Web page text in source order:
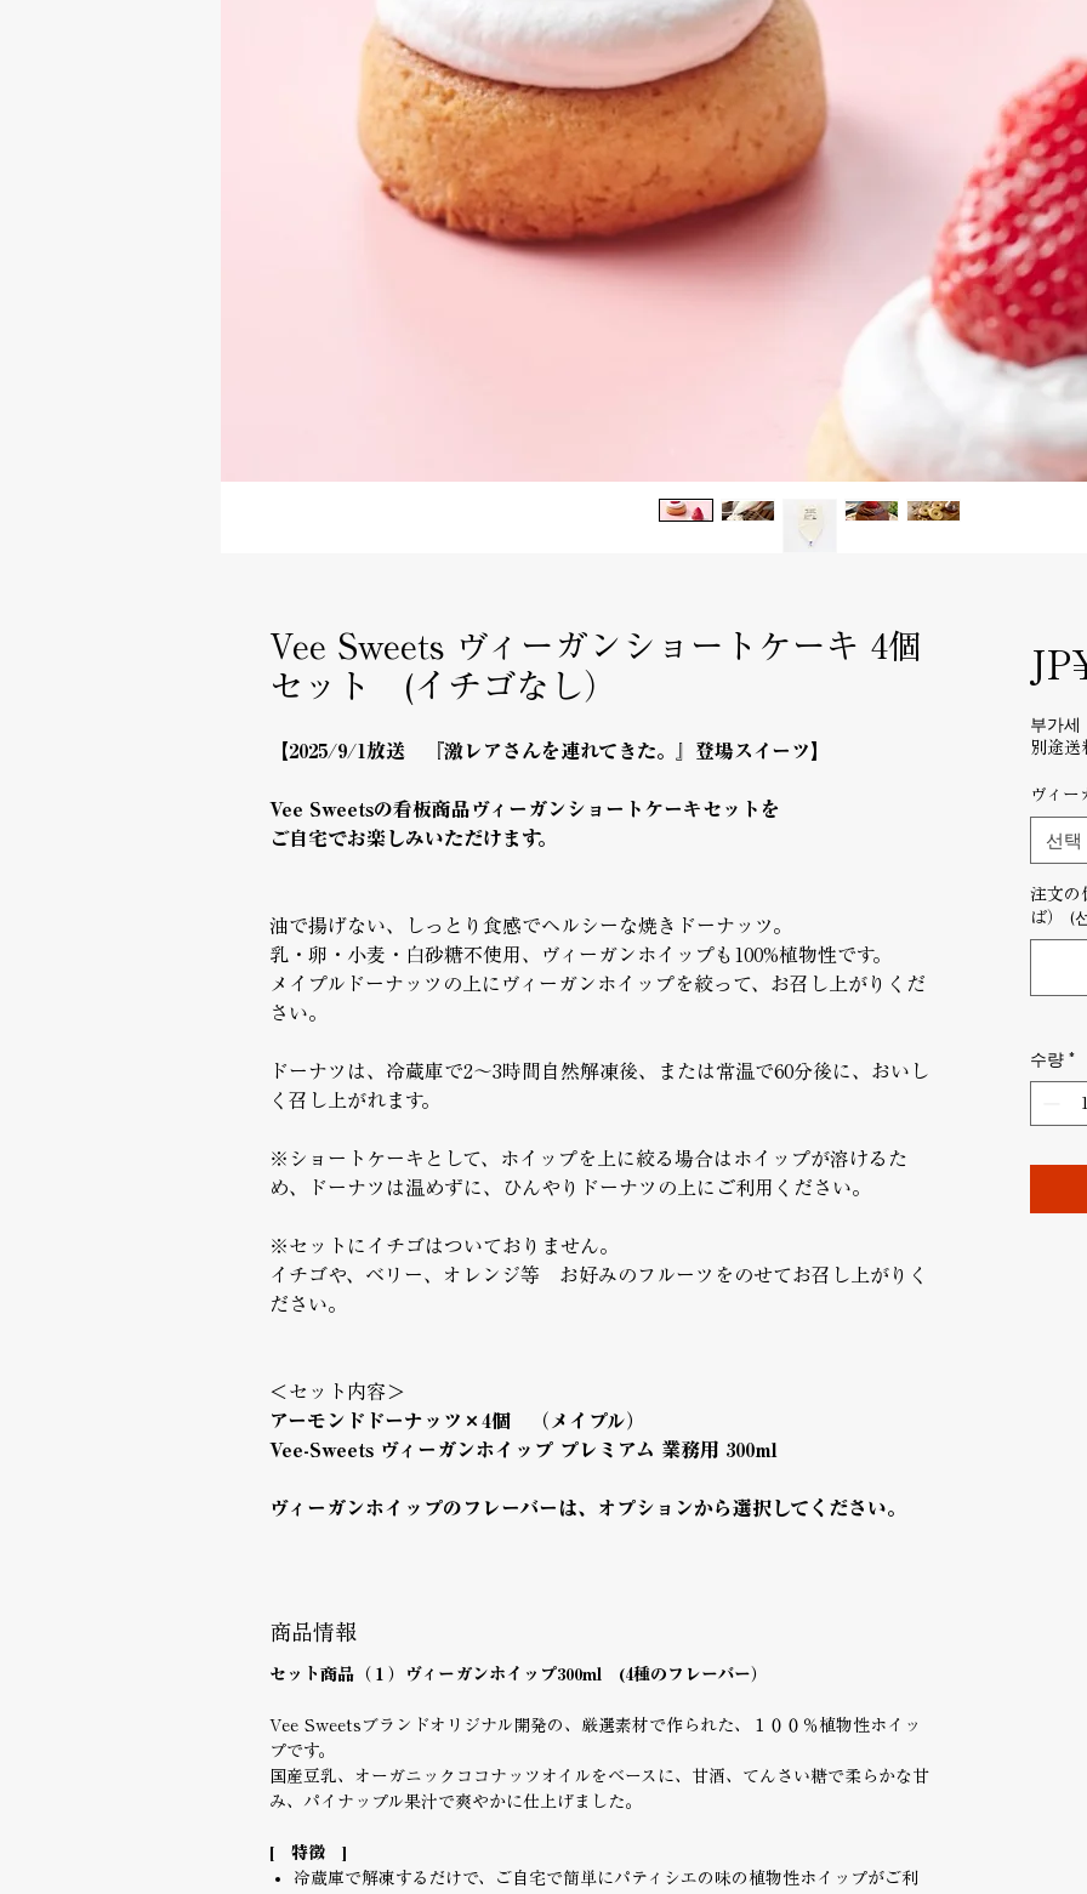
Vee Sweets ヴィーガンショートケーキ 4個
セット (イチゴなし）
【2025/9/1放送 『激レアさんを連れてきた。』登場スイーツ】
Vee Sweetsの看板商品ヴィーガンショートケーキセットを
ご自宅でお楽しみいただけます。
油で揚げない、しっとり食感でヘルシーな焼きドーナッツ。
乳・卵・小麦・白砂糖不使用、ヴィーガンホイップも100%植物性です。
メイプルドーナッツの上にヴィーガンホイップを絞って、お召し上がりくだ
さい。
ドーナツは、冷蔵庫で2〜3時間自然解凍後、または常温で60分後に、おいし
く召し上がれます。
※ショートケーキとして、ホイップを上に絞る場合はホイップが溶けるた
め、ドーナツは温めずに、ひんやりドーナツの上にご利用ください。
※セットにイチゴはついておりません。
イチゴや、ベリー、オレンジ等 お好みのフルーツをのせてお召し上がりく
ださい。
＜セット内容＞
アーモンドドーナッツ×4個 （メイプル）
Vee-Sweets ヴィーガンホイップ プレミアム 業務用 300ml
ヴィーガンホイップのフレーバーは、オプションから選択してください。
商品情報
セット商品（１）ヴィーガンホイップ300ml (4種のフレーバー）
Vee Sweetsブランドオリジナル開発の、厳選素材で作られた、１００％植物性ホイッ
プです。
国産豆乳、オーガニックココナッツオイルをベースに、甘酒、てんさい糖で柔らかな甘
み、パイナップル果汁で爽やかに仕上げました。
[ 特徴 ]
冷蔵庫で解凍するだけで、ご自宅で簡単にパティシエの味の植物性ホイップがご利
부가세
別途送
ヴィー
선택
注文の
ば） (
수량 *